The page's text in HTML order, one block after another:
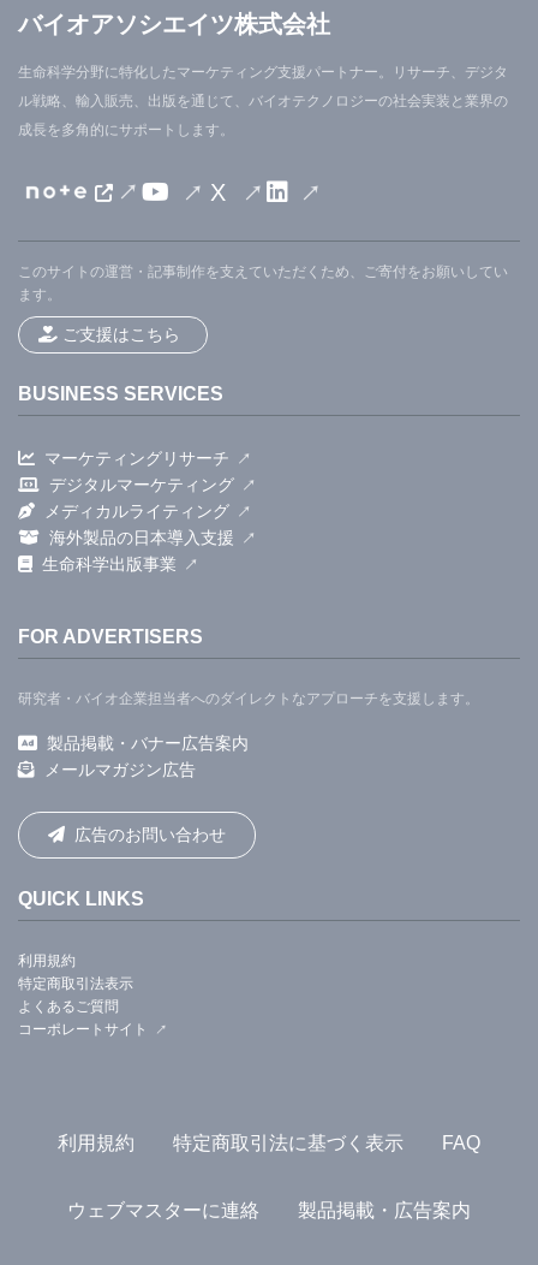
バイオアソシエイツ株式会社
生命科学分野に特化したマーケティング支援パートナー。リサーチ、デジタ
ル戦略、輸入販売、出版を通じて、バイオテクノロジーの社会実装と業界の
成長を多角的にサポートします。
X
このサイトの運営・記事制作を支えていただくため、ご寄付をお願いしてい
ます。
ご支援はこちら
BUSINESS SERVICES
マーケティングリサーチ
デジタルマーケティング
メディカルライティング
海外製品の日本導入支援
生命科学出版事業
FOR ADVERTISERS
研究者・バイオ企業担当者へのダイレクトなアプローチを支援します。
製品掲載・バナー広告案内
メールマガジン広告
広告のお問い合わせ
QUICK LINKS
利用規約
特定商取引法表示
よくあるご質問
コーポレートサイト
利用規約 特定商取引法に基づく表示 FAQ
ウェブマスターに連絡 製品掲載・広告案内